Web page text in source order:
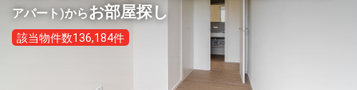
アパート)からお部屋探し
該当物件数136,184件